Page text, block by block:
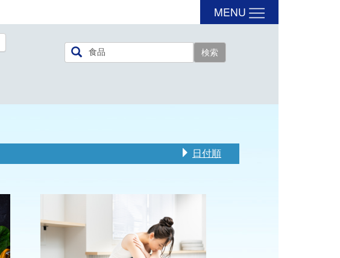
MENU
日付順